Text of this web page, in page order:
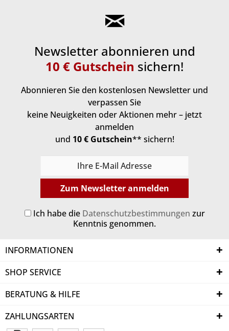
Newsletter abonnieren und
10 € Gutschein sichern!
Abonnieren Sie den kostenlosen Newsletter und
verpassen Sie
keine Neuigkeiten oder Aktionen mehr – jetzt
anmelden
und 10 € Gutschein** sichern!
Zum Newsletter anmelden
Ich habe die Datenschutzbestimmungen zur
Kenntnis genommen.
INFORMATIONEN
SHOP SERVICE
BERATUNG & HILFE
ZAHLUNGSARTEN